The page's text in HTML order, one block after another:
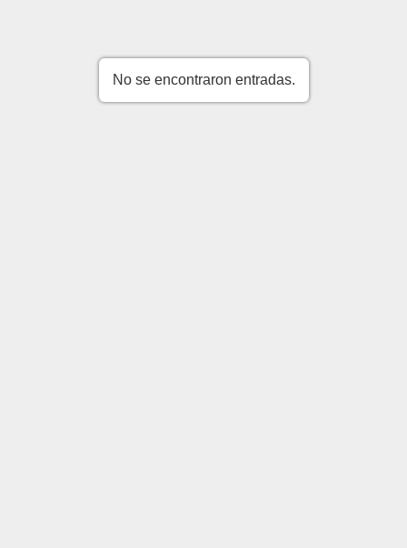
No se encontraron entradas.